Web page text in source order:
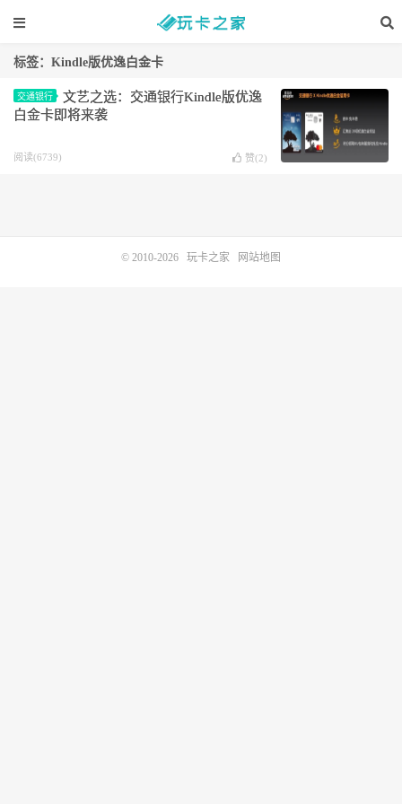
标签：Kindle版优逸白金卡
交通银行
文艺之选：交通银行Kindle版优逸
白金卡即将来袭
阅读(6739) 赞(2)
© 2010-2026 玩卡之家 网站地图